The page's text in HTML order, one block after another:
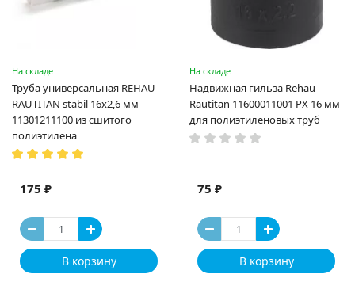
На складе
Труба универсальная REHAU
RAUTITAN stabil 16х2,6 мм
11301211100 из сшитого
полиэтилена
175 ₽
В корзину
На складе
Надвижная гильза Rehau
Rautitan 11600011001 PX 16 мм
для полиэтиленовых труб
75 ₽
В корзину